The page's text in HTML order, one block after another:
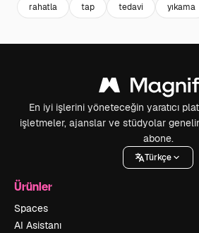
rahatla tap tedavi yıkama
En iyi işlerini yöneteceğin yaratıcı
işletmeler, ajanslar ve stüdyolar
abone.
Türkçe
Ürünler
Spaces
AI Asistanı